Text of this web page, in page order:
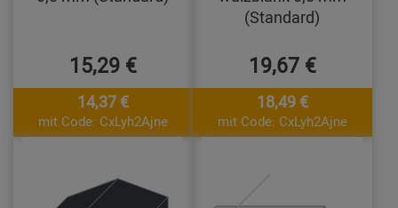
15,29 €
14,37 €
mit Code: CxLyh2Ajne
(Standard)
19,67 €
18,49 €
mit Code: CxLyh2Ajne